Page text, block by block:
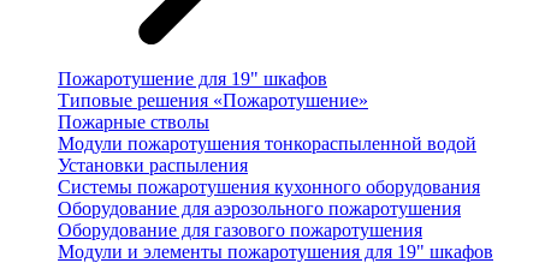
Пожаротушение для 19" шкафов
Типовые решения «Пожаротушение»
Пожарные стволы
Модули пожаротушения тонкораспыленной водой
Установки распыления
Системы пожаротушения кухонного оборудования
Оборудование для аэрозольного пожаротушения
Оборудование для газового пожаротушения
Модули и элементы пожаротушения для 19" шкафов